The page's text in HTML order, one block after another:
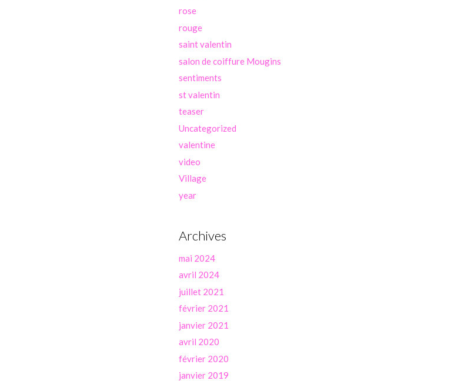
rose
rouge
saint valentin
salon de coiffure Mougins
sentiments
st valentin
teaser
Uncategorized
valentine
video
Village
year
Archives
mai 2024
avril 2024
juillet 2021
février 2021
janvier 2021
avril 2020
février 2020
janvier 2019